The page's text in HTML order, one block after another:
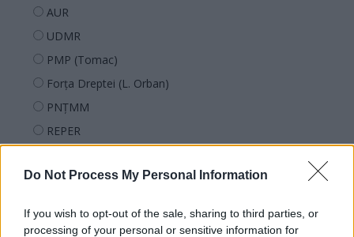
Do Not Process My Personal Information
If you wish to opt-out of the sale, sharing to third parties, or
processing of your personal or sensitive information for
AUR
UDMR
PMP (Tomac)
Forța Dreptei (L. Orban)
PNȚMM
REPER
SOS (Șoșoacă)
PACE (Peia)